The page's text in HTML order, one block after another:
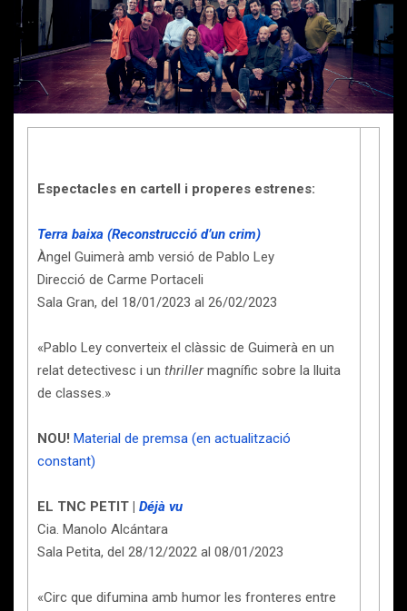
Espectacles en cartell i properes estrenes:
Terra baixa (Reconstrucció d’un crim)
Àngel Guimerà amb versió de Pablo Ley
Direcció de Carme Portaceli
Sala Gran, del 18/01/2023 al 26/02/2023
«Pablo Ley converteix el clàssic de Guimerà en un
relat detectivesc i un thrillermagnífic sobre la lluita
de classes.»
NOU! Material de premsa (en actualització
constant)
EL TNC PETIT | Déjà vu
Cia. Manolo Alcántara
Sala Petita, del 28/12/2022 al 08/01/2023
«Circ que difumina amb humor les fronteres entre